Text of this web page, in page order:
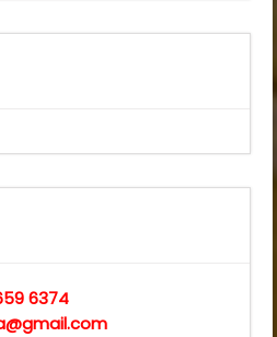
6374